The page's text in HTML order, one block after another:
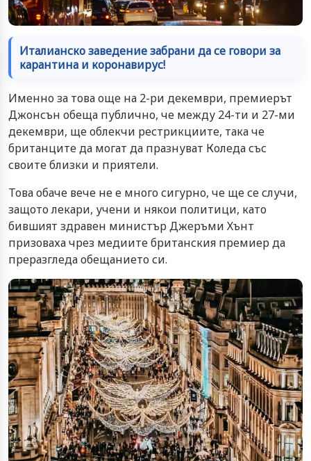
Италианско заведение забрани да се говори за
карантина и коронавирус!
Именно за това още на 2-ри декември, премиерът
Джонсън обеща публично, че между 24-ти и 27-ми
декември, ще облекчи рестрикциите, така че
британците да могат да празнуват Коледа със
своите близки и приятели.
Това обаче вече не е много сигурно, че ще се случи,
защото лекари, учени и някои политици, като
бившият здравен министър Джеръми Хънт
призоваха чрез медиите британския премиер да
преразгледа обещанието си.